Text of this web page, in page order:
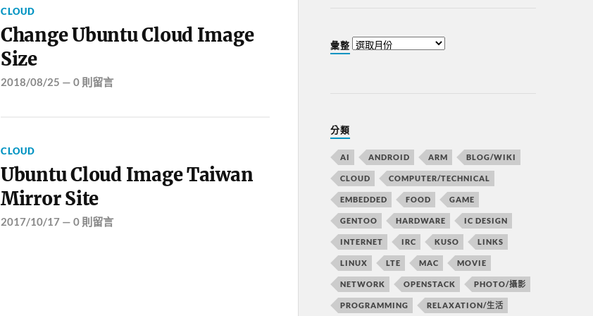
CLOUD
Change Ubuntu Cloud Image
Size
2018/08/25 — 0 則留言
CLOUD
Ubuntu Cloud Image Taiwan
Mirror Site
2017/10/17— 0 則留言
彙整
分類
AI ANDROID ARM BLOG/WIKI
CLOUD COMPUTER/TECHNICAL
EMBEDDED FOOD GAME
GENTOO HARDWARE IC DESIGN
INTERNET IRC KUSO LINKS
LINUX LTE MAC MOVIE
NETWORK OPENSTACK PHOTO/攝影
PROGRAMMING RELAXATION/生活